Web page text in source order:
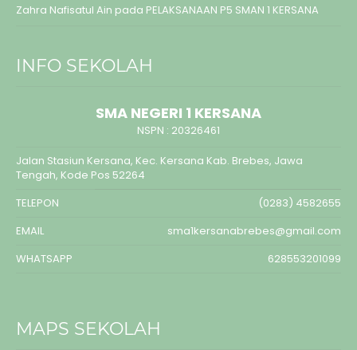
Zahra Nafisatul Ain pada PELAKSANAAN P5 SMAN 1 KERSANA
INFO SEKOLAH
SMA NEGERI 1 KERSANA
NSPN : 20326461
Jalan Stasiun Kersana, Kec. Kersana Kab. Brebes, Jawa
Tengah, Kode Pos 52264
TELEPON
(0283) 4582655
EMAIL
sma1kersanabrebes@gmail.com
WHATSAPP
628553201099
MAPS SEKOLAH